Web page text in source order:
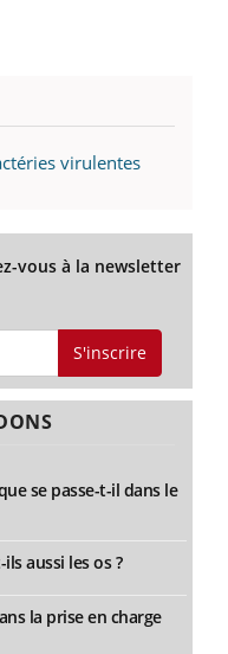
virulentes
vous à la newsletter
S'inscrire
se passe-t-il dans le
aussi les os ?
la prise en charge